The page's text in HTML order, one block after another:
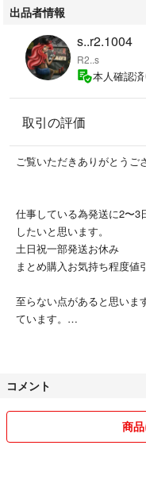
出品者情報
s..r2.1004
R2..s
本人確認済
取引の評価
ご覧いただきありがとうご
仕事している為発送に2〜
したいと思います。
土日祝一部発送お休み
まとめ購入お気持ち程度値
至らない点があると思いま
ています。
商品は全て自宅保管なので
返品はご了承ください。
コメント
商